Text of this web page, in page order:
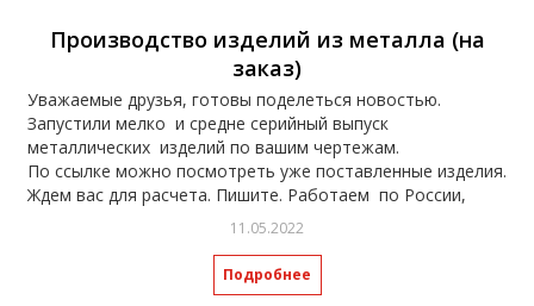
Производство изделий из металла (на
заказ)
Уважаемые друзья, готовы поделеться новостью.
Запустили мелко и средне серийный выпуск
металлических изделий по вашим чертежам.
По ссылке можно посмотреть уже поставленные изделия.
Ждем вас для расчета. Пишите. Работаем по России,
отправка транспортными компаниями.
proektirovanie-metalloizdeliy/
11.05.2022
Подробнее